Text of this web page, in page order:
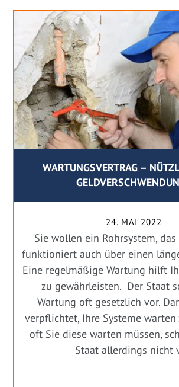
WARTUNGSVERTRAG –
24. MAI 2022
Sie wollen ein Rohrsystem,
funktioniert auch über einen
Eine regelmäßige Wartung hilft
zu gewährleisten. Der Staat
Wartung oft gesetzlich vor.
verpflichtet, Ihre Systeme warten
oft Sie diese warten müssen,
Staat allerdings nicht